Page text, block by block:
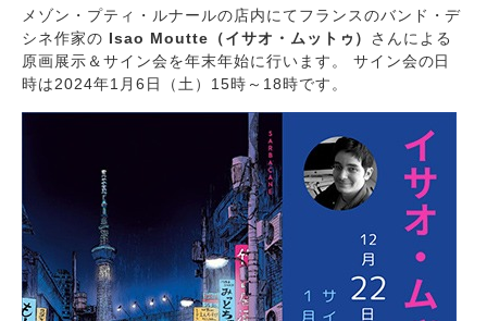
メゾン・プティ・ルナールの店内にてフランスのバンド・デ
シネ作家の Isao Moutte（イサオ・ムットゥ） さんによる
原画展示＆サイン会を年末年始に行います。 サイン会の日
時は2024年1月6日（土）15時～18時です。